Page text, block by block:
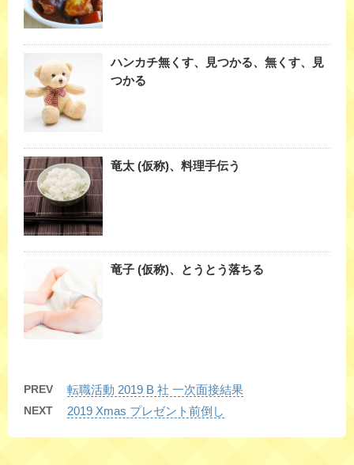
ハンカチ無くす、見つかる、無くす、見
つかる
竜太 (仮称)、料理手伝う
竜子 (仮称)、とうとう落ちる
PREV 転職活動 2019 B 社 一次面接結果
NEXT 2019 Xmas プレゼント前倒し